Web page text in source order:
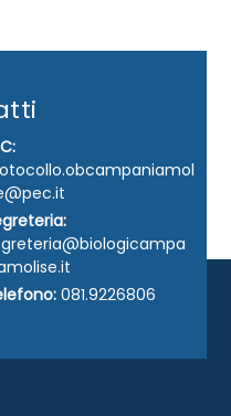
081.9226806